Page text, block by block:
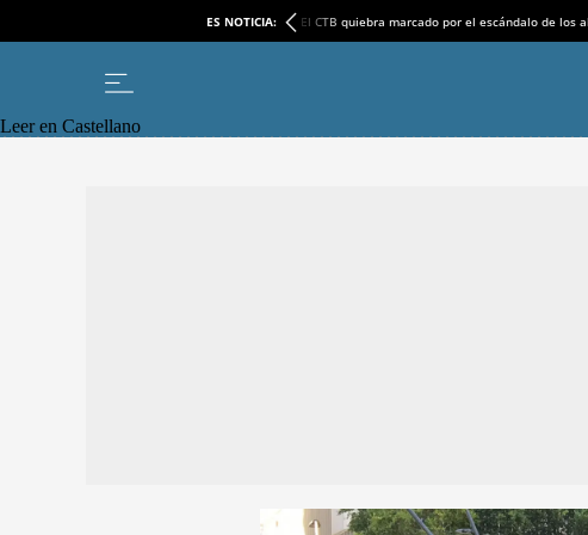
ES NOTICIA: El CTB quiebra marcado por el escándalo de los
Leer en Castellano